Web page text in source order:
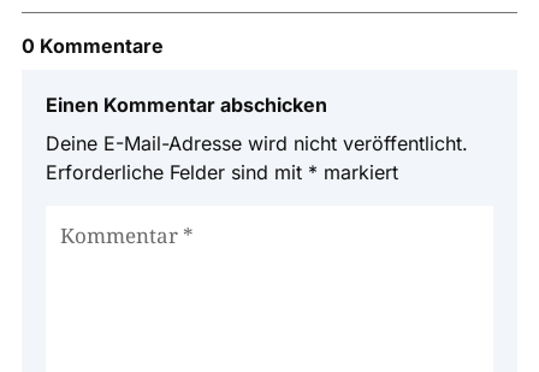
0 Kommentare
Einen Kommentar abschicken
Deine E-Mail-Adresse wird nicht veröffentlicht.
Erforderliche Felder sind mit * markiert